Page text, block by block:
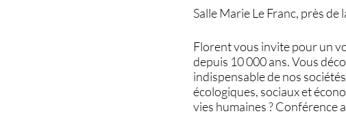
Salle Marie Le Franc, près de
Florent vous invite pour un
depuis 10 000 ans. Vous
indispensable de nos
écologiques, sociaux et
vies humaines ? Conférence